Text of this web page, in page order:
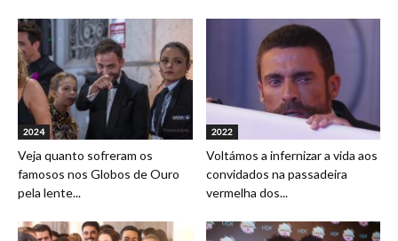
2024
Veja quanto sofreram os
famosos nos Globos de Ouro
pela lente...
2022
Voltámos a infernizar a vida aos
convidados na passadeira
vermelha dos...